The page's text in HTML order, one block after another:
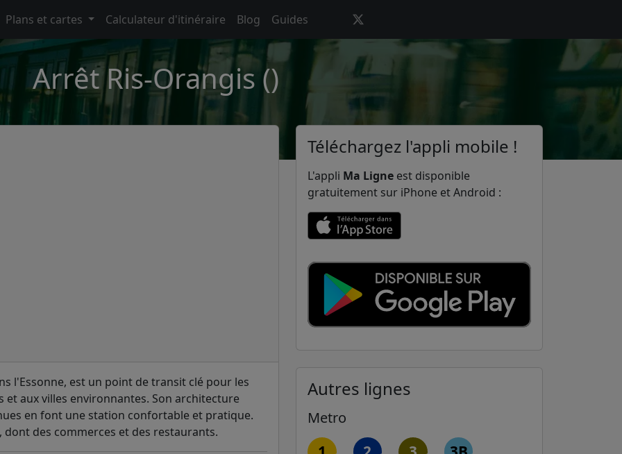
Plans et cartes Calculateur d'itinéraire Blog Guides
Arrêt Ris-Orangis ()
l'Essonne, est un point de transit clé pour les
et aux villes environnantes. Son architecture
en font une station confortable et pratique.
des commerces et des restaurants.
Téléchargez l'appli mobile !
L'appli Ma Ligne est disponible
gratuitement sur iPhone et Android :
Autres lignes
Metro